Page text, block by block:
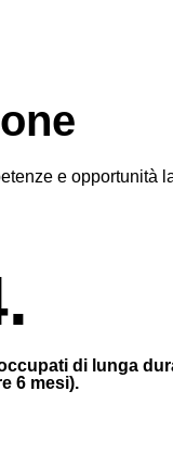
e opportunità
di lunga
6 mesi).